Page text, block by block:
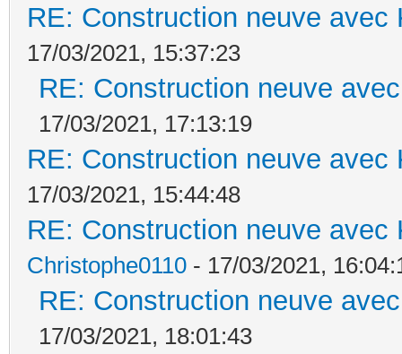
RE: Construction neuve avec
17/03/2021, 15:37:23
RE: Construction neuve
17/03/2021, 17:13:19
RE: Construction neuve avec
17/03/2021, 15:44:48
RE: Construction neuve avec
Christophe0110 - 17/03/2021,
RE: Construction neuve
17/03/2021, 18:01:43